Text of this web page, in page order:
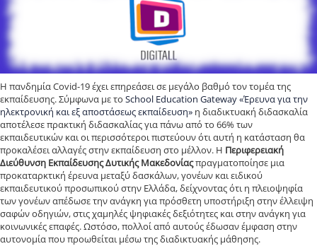
Η πανδημία Covid-19 έχει επηρεάσει σε μεγάλο βαθμό τον τομέα της
εκπαίδευσης. Σύμφωνα με το School Education Gateway «Έρευνα για την
ηλεκτρονική και εξ αποστάσεως εκπαίδευση» η διαδικτυακή διδασκαλία
αποτέλεσε πρακτική διδασκαλίας για πάνω από το 66% των
εκπαιδευτικών και οι περισσότεροι πιστεύουν ότι αυτή η κατάσταση θα
προκαλέσει αλλαγές στην εκπαίδευση στο μέλλον. Η Περιφερειακή
Διεύθυνση Εκπαίδευσης Δυτικής Μακεδονίαςπραγματοποίησε μια
προκαταρκτική έρευνα μεταξύ δασκάλων, γονέων και ειδικού
εκπαιδευτικού προσωπικού στην Ελλάδα, δείχνοντας ότι η πλειοψηφία
των γονέων απέδωσε την ανάγκη για πρόσθετη υποστήριξη στην έλλειψη
σαφών οδηγιών, στις χαμηλές ψηφιακές δεξιότητες και στην ανάγκη για
κοινωνικές επαφές. Ωστόσο, πολλοί από αυτούς έδωσαν έμφαση στην
αυτονομία που προωθείται μέσω της διαδικτυακής μάθησης.